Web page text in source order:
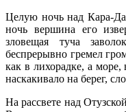
Целую ночь над Кара-
ночь вершина его
зловещая туча
беспрерывно гремел
как в лихорадке, а
наскакивало на берег,
На рассвете над